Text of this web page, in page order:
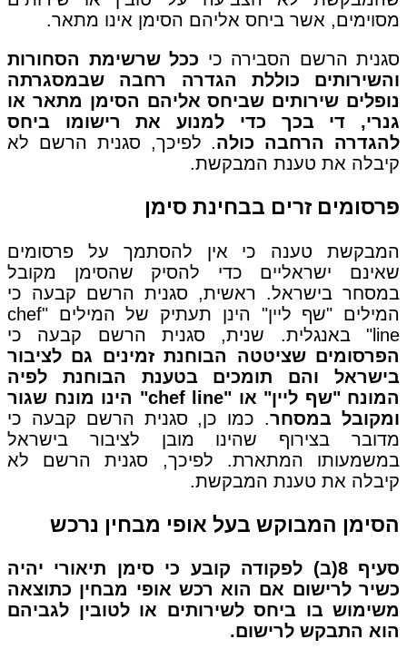
מסוימים, אשר ביחס אליהם הסימן אינו מתאר.
סגנית הרשם הסבירה כי ככל שרשימת הסחורות
והשירותים כוללת הגדרה רחבה שבמסגרתה
נופלים שירותים שביחס אליהם הסימן מתאר או
גנרי, די בכך כדי למנוע את רישומו ביחס
להגדרה הרחבה כולה. לפיכך, סגנית הרשם לא
קיבלה את טענת המבקשת.
פרסומים זרים בבחינת סימן
המבקשת טענה כי אין להסתמך על פרסומים
שאינם ישראליים כדי להסיק שהסימן מקובל
במסחר בישראל. ראשית, סגנית הרשם קבעה כי
המילים "שף ליין" הינן תעתיק של המילים "chef
line" באנגלית. שנית, סגנית הרשם קבעה כי
הפרסומים שציטטה הבוחנת זמינים גם לציבור
בישראל והם תומכים בטענת הבוחנת לפיה
המונח "שף ליין" או "chef line" הינו מונח שגור
ומקובל במסחר. כמו כן, סגנית הרשם קבעה כי
מדובר בצירוף שהינו מובן לציבור בישראל
במשמעותו המתארת. לפיכך, סגנית הרשם לא
קיבלה את טענת המבקשת.
הסימן המבוקש בעל אופי מבחין נרכש
סעיף 8(ב) לפקודה קובע כי סימן תיאורי יהיה
כשיר לרישום אם הוא רכש אופי מבחין כתוצאה
משימוש בו ביחס לשירותים או לטובין לגביהם
הוא התבקש לרישום.